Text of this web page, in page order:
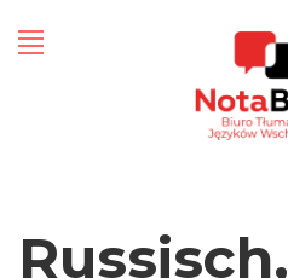
Russisch,